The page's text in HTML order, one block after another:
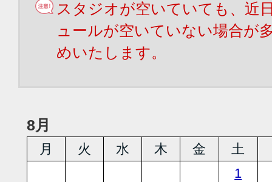
スタジオが空いていても、近
ュールが空いていない場合が
めいたします。
8月
月 火 水 木 金 土
1